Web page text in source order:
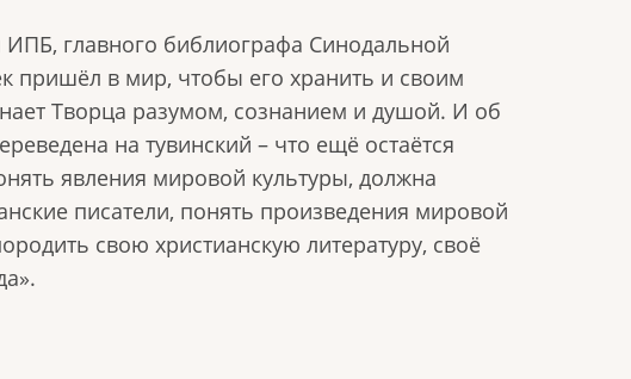
ИПБ, главного библиографа Синодальной
пришёл в мир, чтобы его хранить и своим
Творца разумом, сознанием и душой. И об
на тувинский – что ещё остаётся
явления мировой культуры, должна
писатели, понять произведения мировой
свою христианскую литературу, своё